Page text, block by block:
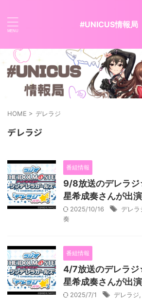
#UNICUS情報局
HOME > デレラジ
デレラジ
番組情報
9/8放送のデレラ
星希成奏さんが出演
2025/10/16 デレラ
奏
番組情報
4/7放送のデレラ
星希成奏さんが出演
2025/7/1 デレラジ